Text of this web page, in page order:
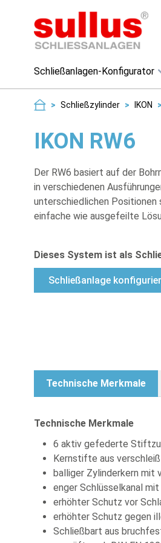
Schließanlagen-Konfigurator
> Schließzylinder > IKON >
IKON RW6
Der RW6 basiert auf der
in verschiedenen
unterschiedlichen Positionen
einfache wie ausgefeilte
Dieses System ist als
Schließanlage
Technische Merkmale
Technische Merkmale
6 aktiv gefederte
Kernstifte aus
balliger Zylinderkern mit
enger Schlüsselkanal
erhöhter Schutz vor
erhöhter Schutz gegen
Schließbart aus